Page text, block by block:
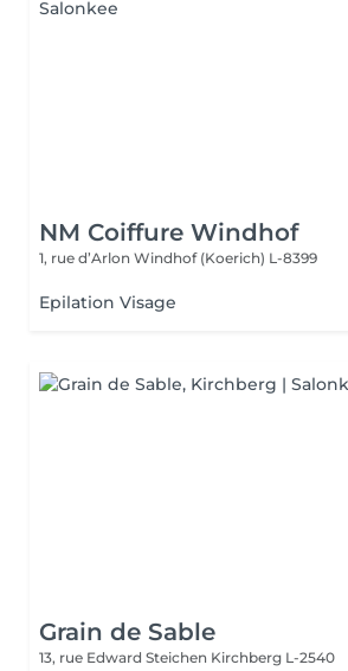
NM Coiffure Windhof
1, rue d’Arlon Windhof (Koerich) L-8399
Epilation Visage
Grain de Sable
13, rue Edward Steichen Kirchberg L-2540